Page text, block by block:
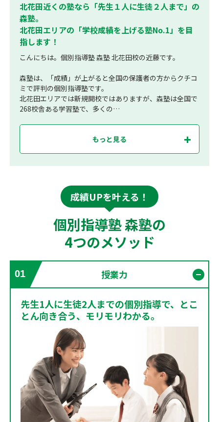
北花田近くの塾なら「先生１人に生徒２人まで」の
森塾。
北花田エリアの「学校成績を上げる塾No.1」を目
指します！
こんにちは。個別指導塾 森塾 北花田校の近藤です。
森塾は、「成績」が上がると全国の保護者の方からクチコ
ミで評判の個別指導塾です。
北花田エリアでは新規開校ではありますが、森塾は全国で
268校舎ある学習塾で、多くの…
もっと見る
成績UPを叶える！
個別指導塾 森塾の
4つのメソッド
01 授業力
先生1人に生徒2人までの個別指導で、とこ
とん向き合う、モリモリわかる。